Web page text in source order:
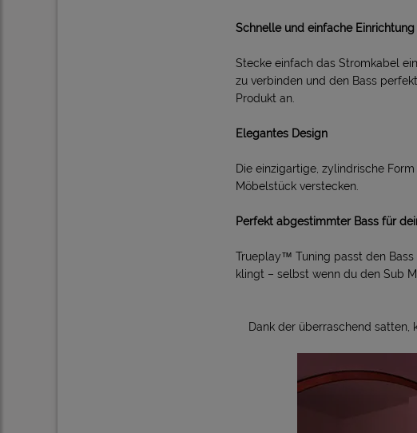
Schnelle und einfache Einrichtung
Stecke einfach das Stromkabel
zu verbinden und den Bass
Produkt an.
Elegantes Design
Die einzigartige, zylindrische
Möbelstück verstecken.
Perfekt abgestimmter Bass für
Trueplay™ Tuning passt den
klingt – selbst wenn du den Sub
Dank der überraschend